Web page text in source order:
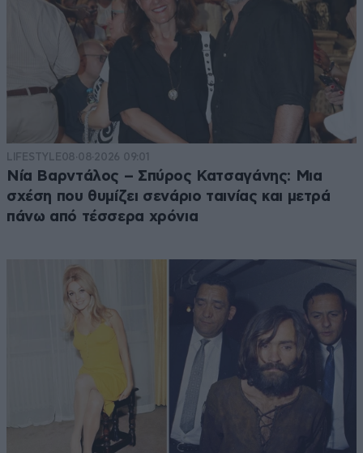
LIFESTYLE08·08·2026 09:01
Νία Βαρντάλος – Σπύρος Κατσαγάνης: Μια
σχέση που θυμίζει σενάριο ταινίας και μετρά
πάνω από τέσσερα χρόνια